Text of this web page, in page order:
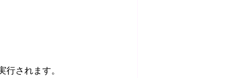
されます。